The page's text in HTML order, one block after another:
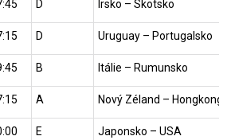
D Irsko – Skotsko
D Uruguay – Portugalsko
B Itálie – Rumunsko
A Nový Zéland – Hongkong
E Japonsko – USA